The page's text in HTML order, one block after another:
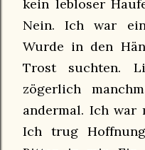
kein lebloser
Nein. Ich war
Wurde in den
Trost suchten.
zögerlich
andermal. Ich war
Ich trug